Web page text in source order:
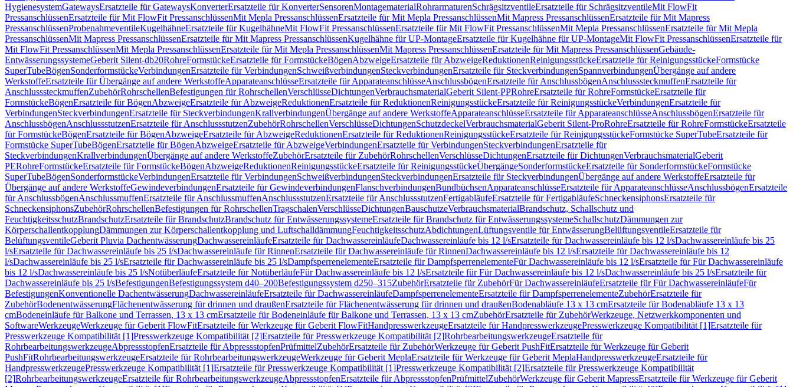
HygienesystemGatewaysErsatzteile für GatewaysKonverterErsatzteile für KonverterSensorenMontagematerialRohrarmaturenSchrägsitzventileErsatzteile für SchrägsitzventileMit FlowFit
PressanschlüssenErsatzteile für Mit FlowFit PressanschlüssenMit Mepla PressanschlüssenErsatzteile für Mit Mepla PressanschlüssenMit Mapress PressanschlüssenErsatzteile für Mit Mapress
PressanschlüssenProbenahmeventileKugelhähneErsatzteile für KugelhähneMit FlowFit PressanschlüssenErsatzteile für Mit FlowFit PressanschlüssenMit Mepla PressanschlüssenErsatzteile für Mit Mepla
PressanschlüssenMit Mapress PressanschlüssenErsatzteile für Mit Mapress PressanschlüssenKugelhähne für UP-MontageErsatzteile für Kugelhähne für UP-MontageMit FlowFit PressanschlüssenErsatzteile für
Mit FlowFit PressanschlüssenMit Mepla PressanschlüssenErsatzteile für Mit Mepla PressanschlüssenMit Mapress PressanschlüssenErsatzteile für Mit Mapress PressanschlüssenGebäude-
EntwässerungssystemeGeberit Silent-db20RohreFormstückeErsatzteile für FormstückeBögenAbzweigeErsatzteile für AbzweigeReduktionenReinigungsstückeErsatzteile für ReinigungsstückeFormstücke
SuperTubeBögenSonderformstückeVerbindungenErsatzteile für VerbindungenSchweißverbindungenSteckverbindungenErsatzteile für SteckverbindungenSpannverbindungenÜbergänge auf andere
WerkstoffeErsatzteile für Übergänge auf andere WerkstoffeApparateanschlüsseErsatzteile für ApparateanschlüsseAnschlussbögenErsatzteile für AnschlussbögenAnschlusssteckmuffenErsatzteile für
AnschlusssteckmuffenZubehörRohrschellenBefestigungen für RohrschellenVerschlüsseDichtungenVerbrauchsmaterialGeberit Silent-PPRohreErsatzteile für RohreFormstückeErsatzteile für
FormstückeBögenErsatzteile für BögenAbzweigeErsatzteile für AbzweigeReduktionenErsatzteile für ReduktionenReinigungsstückeErsatzteile für ReinigungsstückeVerbindungenErsatzteile für
VerbindungenSteckverbindungenErsatzteile für SteckverbindungenKrallverbindungenÜbergänge auf andere WerkstoffeApparateanschlüsseErsatzteile für ApparateanschlüsseAnschlussbögenErsatzteile für
AnschlussbögenAnschlussstutzenErsatzteile für AnschlussstutzenZubehörRohrschellenVerschlüsseDichtungenSchutzdeckelVerbrauchsmaterialGeberit Silent-ProRohreErsatzteile für RohreFormstückeErsatzteile
für FormstückeBögenErsatzteile für BögenAbzweigeErsatzteile für AbzweigeReduktionenErsatzteile für ReduktionenReinigungsstückeErsatzteile für ReinigungsstückeFormstücke SuperTubeErsatzteile für
Formstücke SuperTubeBögenErsatzteile für BögenAbzweigeErsatzteile für AbzweigeVerbindungenErsatzteile für VerbindungenSteckverbindungenErsatzteile für
SteckverbindungenKrallverbindungenÜbergänge auf andere WerkstoffeZubehörErsatzteile für ZubehörRohrschellenVerschlüsseDichtungenErsatzteile für DichtungenVerbrauchsmaterialGeberit
PERohreFormstückeErsatzteile für FormstückeBögenAbzweigeReduktionenReinigungsstückeErsatzteile für ReinigungsstückeÜbergängeSonderformstückeErsatzteile für SonderformstückeFormstücke
SuperTubeBögenSonderformstückeVerbindungenErsatzteile für VerbindungenSchweißverbindungenSteckverbindungenErsatzteile für SteckverbindungenÜbergänge auf andere WerkstoffeErsatzteile für
Übergänge auf andere WerkstoffeGewindeverbindungenErsatzteile für GewindeverbindungenFlanschverbindungenBundbüchsenApparateanschlüsseErsatzteile für ApparateanschlüsseAnschlussbögenErsatzteile
für AnschlussbögenAnschlussmuffenErsatzteile für AnschlussmuffenAnschlussstutzenErsatzteile für AnschlussstutzenFertigabläufeErsatzteile für FertigabläufeSchneckensiphonsErsatzteile für
SchneckensiphonsZubehörRohrschellenBefestigungen für RohrschellenTragschalenVerschlüsseDichtungenBauschutzeVerbrauchsmaterialBrandschutz, Schallschutz und
FeuchtigkeitsschutzBrandschutzErsatzteile für BrandschutzBrandschutz für EntwässerungssystemeErsatzteile für Brandschutz für EntwässerungssystemeSchallschutzDämmungen zur
KörperschallentkopplungDämmungen zur Körperschallentkopplung und LuftschalldämmungFeuchtigkeitsschutzAbdichtungenLüftungsventile für EntwässerungBelüftungsventileErsatzteile für
BelüftungsventileGeberit Pluvia DachentwässerungDachwassereinläufeErsatzteile für DachwassereinläufeDachwassereinläufe bis 12 l/sErsatzteile für Dachwassereinläufe bis 12 l/sDachwassereinläufe bis 25
l/sErsatzteile für Dachwassereinläufe bis 25 l/sDachwassereinläufe für RinnenErsatzteile für Dachwassereinläufe für RinnenDachwassereinläufe bis 12 l/sErsatzteile für Dachwassereinläufe bis 12
l/sDachwassereinläufe bis 25 l/sErsatzteile für Dachwassereinläufe bis 25 l/sDampfsperrenelementeErsatzteile für DampfsperrenelementeFür Dachwassereinläufe bis 12 l/sErsatzteile für Für Dachwassereinläufe
bis 12 l/sDachwassereinläufe bis 25 l/sNotüberläufeErsatzteile für NotüberläufeFür Dachwassereinläufe bis 12 l/sErsatzteile für Für Dachwassereinläufe bis 12 l/sDachwassereinläufe bis 25 l/sErsatzteile für
Dachwassereinläufe bis 25 l/sBefestigungenBefestigungssystem d40–200Befestigungssystem d250–315ZubehörErsatzteile für ZubehörFür DachwassereinläufeErsatzteile für Für DachwassereinläufeFür
BefestigungenKonventionelle DachentwässerungDachwassereinläufeErsatzteile für DachwassereinläufeDampfsperrenelementeErsatzteile für DampfsperrenelementeZubehörErsatzteile für
ZubehörBodenentwässerungFlächenentwässerung für drinnen und draußenErsatzteile für Flächenentwässerung für drinnen und draußenBodenabläufe 13 x 13 cmErsatzteile für Bodenabläufe 13 x 13
cmBodeneinläufe für Balkone und Terrassen, 13 x 13 cmErsatzteile für Bodeneinläufe für Balkone und Terrassen, 13 x 13 cmZubehörErsatzteile für ZubehörWerkzeuge, Netzwerkkomponenten und
SoftwareWerkzeugeWerkzeuge für Geberit FlowFitErsatzteile für Werkzeuge für Geberit FlowFitHandpresswerkzeugeErsatzteile für HandpresswerkzeugePresswerkzeuge Kompatibilität [1]Ersatzteile für
Presswerkzeuge Kompatibilität [1]Presswerkzeuge Kompatibilität [2]Ersatzteile für Presswerkzeuge Kompatibilität [2]RohrbearbeitungswerkzeugeErsatzteile für
RohrbearbeitungswerkzeugeAbpressstopfenErsatzteile für AbpressstopfenPrüfmittelZubehörErsatzteile für ZubehörWerkzeuge für Geberit PushFitErsatzteile für Werkzeuge für Geberit
PushFitRohrbearbeitungswerkzeugeErsatzteile für RohrbearbeitungswerkzeugeWerkzeuge für Geberit MeplaErsatzteile für Werkzeuge für Geberit MeplaHandpresswerkzeugeErsatzteile für
HandpresswerkzeugePresswerkzeuge Kompatibilität [1]Ersatzteile für Presswerkzeuge Kompatibilität [1]Presswerkzeuge Kompatibilität [2]Ersatzteile für Presswerkzeuge Kompatibilität
[2]RohrbearbeitungswerkzeugeErsatzteile für RohrbearbeitungswerkzeugeAbpressstopfenErsatzteile für AbpressstopfenPrüfmittelZubehörWerkzeuge für Geberit MapressErsatzteile für Werkzeuge für Geberit